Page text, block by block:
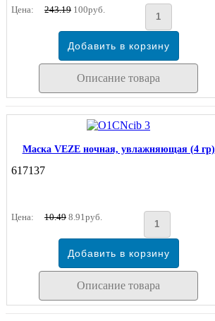
Цена: 243.19 100руб.
Описание товара
Маска VEZE ночная, увлажняющая (4 гр)
617137
Цена: 10.49 8.91руб.
Описание товара